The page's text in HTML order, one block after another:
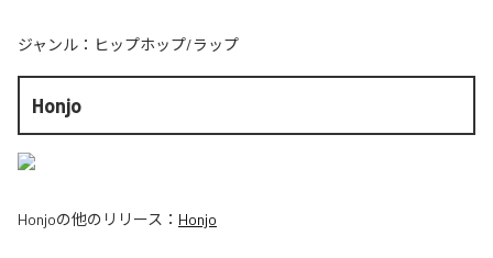
ジャンル： ヒップホップ/ラップ
Honjo
Honjoの他のリリース： Honjo